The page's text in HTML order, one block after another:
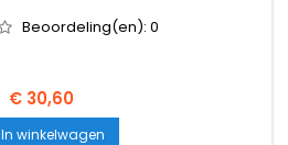
Beoordeling(en): 0
Prijs
€ 30,60
In winkelwagen